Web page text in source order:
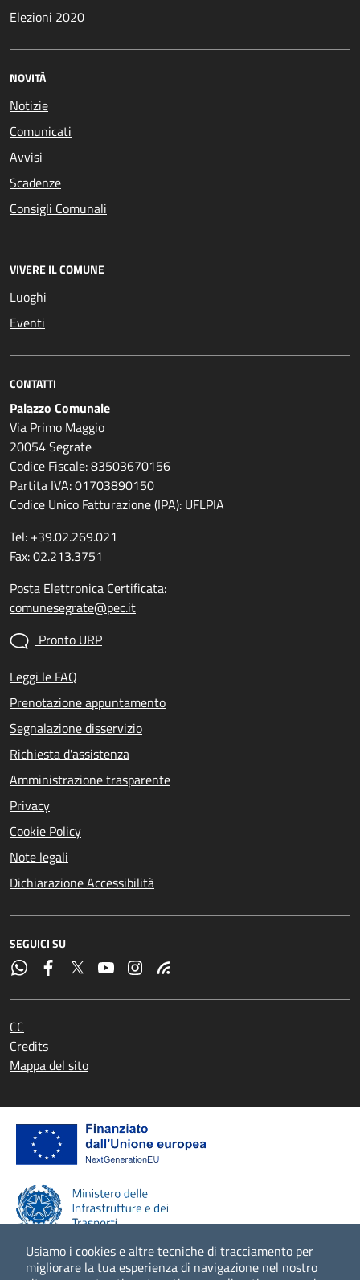
Usiamo i cookies e altre tecniche di tracciamento per
migliorare la tua esperienza di navigazione nel nostro
Elezioni 2020
NOVITÀ
Notizie
Comunicati
Avvisi
Scadenze
Consigli Comunali
VIVERE IL COMUNE
Luoghi
Eventi
CONTATTI
Palazzo Comunale
Via Primo Maggio
20054 Segrate
Codice Fiscale: 83503670156
Partita IVA: 01703890150
Codice Unico Fatturazione (IPA): UFLPIA
Tel: +39.02.269.021
Fax: 02.213.3751
Posta Elettronica Certificata:
comunesegrate@pec.it
Pronto URP
Leggi le FAQ
Prenotazione appuntamento
Segnalazione disservizio
Richiesta d'assistenza
Amministrazione trasparente
Privacy
Cookie Policy
Note legali
Dichiarazione Accessibilità
SEGUICI SU
CC
Credits
Mappa del sito